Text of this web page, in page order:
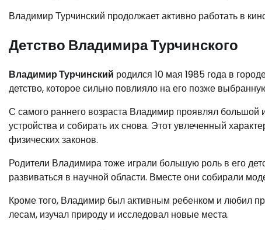
Владимир Турчинский продолжает активно работать в
Детство Владимира Турчинского
Владимир Турчинский родился 10 мая 1985 года в
детство, которое сильно повлияло на его позже
С самого раннего возраста Владимир проявлял большой
устройства и собирать их снова. Этот увлеченный
физических законов.
Родители Владимира тоже играли большую роль в его
развиваться в научной области. Вместе они собирали
Кроме того, Владимир был активным ребенком и любил
лесам, изучал природу и исследовал новые места.